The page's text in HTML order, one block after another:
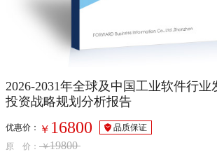
2026-2031年全球及中国工业软件行
投资战略规划分析报告
优惠价： ￥ 16800
品质保证
原 价： ￥19800